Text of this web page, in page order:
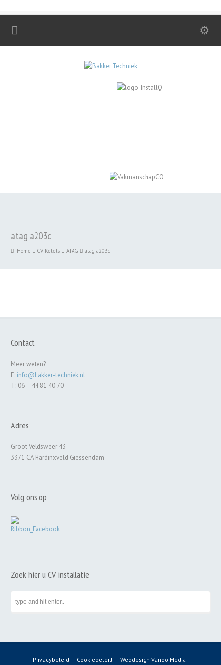
atag a203c
Home CV Ketels ATAG atag a203c
Contact
Meer weten?
E: info@bakker-techniek.nl
T: 06 – 44 81 40 70
Adres
Groot Veldsweer 43
3371 CA Hardinxveld Giessendam
Volg ons op
Zoek hier u CV installatie
Privacybeleid Cookiebeleid Webdesign Vanoo Media